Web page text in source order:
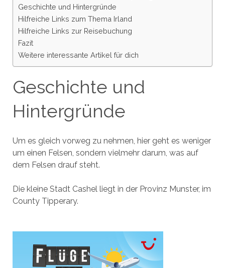
Geschichte und Hintergründe
Hilfreiche Links zum Thema Irland
Hilfreiche Links zur Reisebuchung
Fazit
Weitere interessante Artikel für dich
Geschichte und
Hintergründe
Um es gleich vorweg zu nehmen, hier geht es weniger
um einen Felsen, sondern vielmehr darum, was auf
dem Felsen drauf steht.
Die kleine Stadt Cashel liegt in der Provinz Munster, im
County Tipperary.